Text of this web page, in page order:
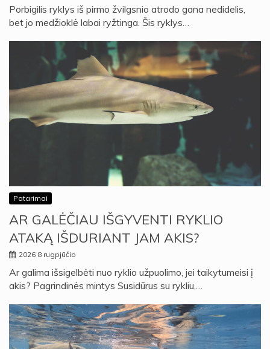
Porbigilis ryklys iš pirmo žvilgsnio atrodo gana nedidelis,
bet jo medžioklė labai ryžtinga. Šis ryklys…
Patarimai
AR GALĖČIAU IŠGYVENTI RYKLIO
ATAKĄ IŠDURIANT JAM AKIS?
2026 8 rugpjūčio
Ar galima išsigelbėti nuo ryklio užpuolimo, jei taikytumeisi į
akis? Pagrindinės mintys Susidūrus su rykliu,…